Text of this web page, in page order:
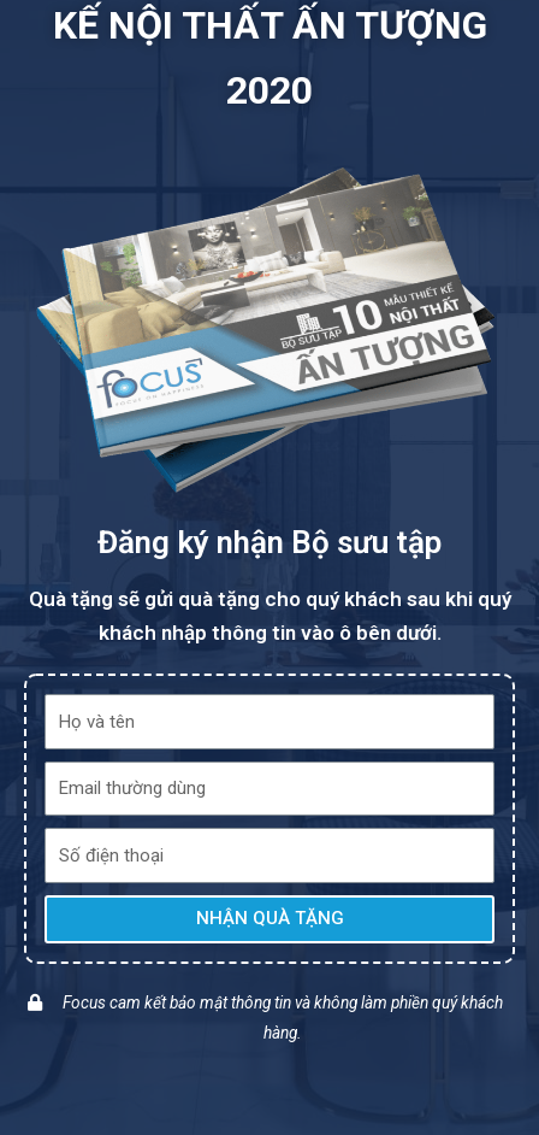
KẾ NỘI THẤT ẤN TƯỢNG
2020
Đăng ký nhận Bộ sưu tập
Quà tặng sẽ gửi quà tặng cho quý khách sau khi quý
khách nhập thông tin vào ô bên dưới.
NHẬN QUÀ TẶNG
Focus cam kết bảo mật thông tin và không làm phiền quý khách
hàng.